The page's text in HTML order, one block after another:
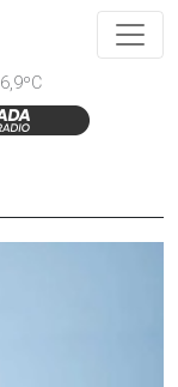
6,9ºC